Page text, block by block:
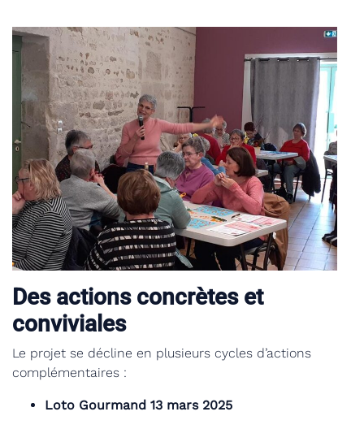
Des actions concrètes et
conviviales
Le projet se décline en plusieurs cycles d’actions
complémentaires :
Loto Gourmand 13 mars 2025